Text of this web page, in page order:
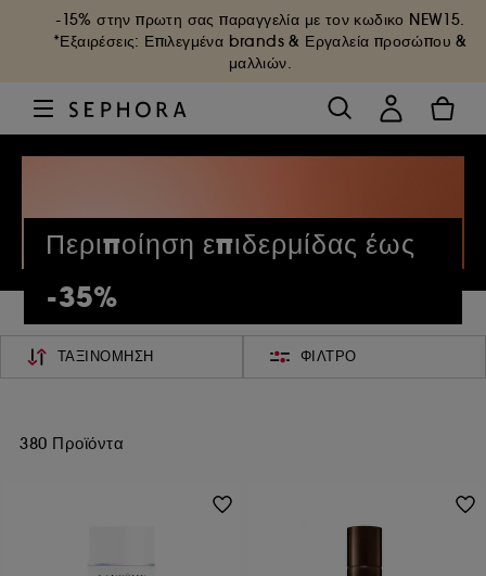
-15% στην πρωτη σας παραγγελία με τον κωδικο NEW15.
*Εξαιρέσεις: Επιλεγμένα brands & Εργαλεία προσώπου &
μαλλιών.
Περιποίηση επιδερμίδας έως
-35%
ΤΑΞΙΝΌΜΗΣΗ ΦΊΛΤΡΟ
380 Προϊόντα